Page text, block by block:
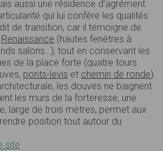
aussi une résidence d’agrément.
qui lui confère les qualités
de transition, car il témoigne de
Renaissance (hautes fenêtres à
salons…), tout en conservant les
de la place forte (quatre tours
ponts-levis et chemin de ronde).
les douves ne baignent
les murs de la forteresse, une
large de trois mètres, permet aux
position tout autour du
site